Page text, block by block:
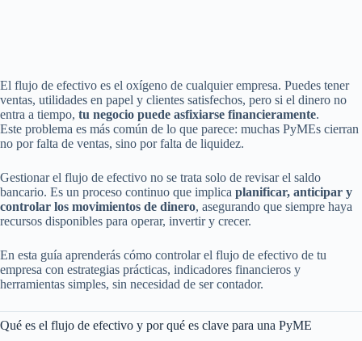
El flujo de efectivo es el oxígeno de cualquier empresa. Puedes tener
ventas, utilidades en papel y clientes satisfechos, pero si el dinero no
entra a tiempo, tu negocio puede asfixiarse financieramente.
Este problema es más común de lo que parece: muchas PyMEs cierran
no por falta de ventas, sino por falta de liquidez.
Gestionar el flujo de efectivo no se trata solo de revisar el saldo
bancario. Es un proceso continuo que implica planificar, anticipar y
controlar los movimientos de dinero, asegurando que siempre haya
recursos disponibles para operar, invertir y crecer.
En esta guía aprenderás cómo controlar el flujo de efectivo de tu
empresa con estrategias prácticas, indicadores financieros y
herramientas simples, sin necesidad de ser contador.
Qué es el flujo de efectivo y por qué es clave para una PyME